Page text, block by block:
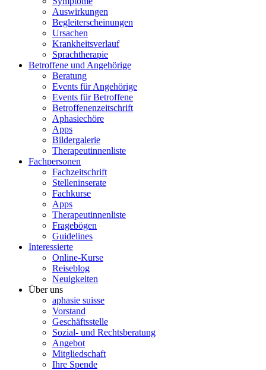
Auswirkungen
Begleiterscheinungen
Ursachen
Krankheitsverlauf
Sprachtherapie
Betroffene und Angehörige
Beratung
Events für Angehörige
Events für Betroffene
Betroffenenzeitschrift
Aphasiechöre
Apps
Bildergalerie
Therapeutinnenliste
Fachpersonen
Fachzeitschrift
Stelleninserate
Fachkurse
Apps
Therapeutinnenliste
Fragebögen
Guidelines
Interessierte
Online-Kurse
Reiseblog
Neuigkeiten
Über uns
aphasie suisse
Vorstand
Geschäftsstelle
Sozial- und Rechtsberatung
Angebot
Mitgliedschaft
Ihre Spende